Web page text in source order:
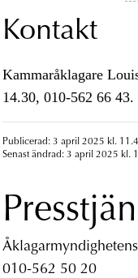
Kontakt
Kammaråklagare
14.30, 010-562 66 43.
Publicerad: 3 april 2025 kl.
Senast ändrad: 3 april 2025 kl.
010-562 50 20